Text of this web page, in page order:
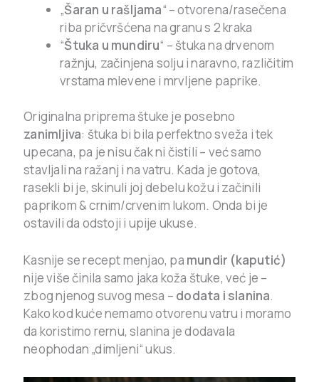
„Šaran u rašljama“ – otvorena/rasečena
riba pričvršćena na granu s 2 kraka
“Štuka u mundiru“ – štuka na drvenom
ražnju, začinjena solju i naravno, različitim
vrstama mlevene i mrvljene paprike.
Originalna priprema štuke je posebno
zanimljiva: štuka bi bila perfektno sveža i tek
upecana, pa je nisu čak ni čistili – već samo
stavljali na ražanj i na vatru. Kada je gotova,
rasekli bi je, skinuli joj debelu kožu i začinili
paprikom & crnim/crvenim lukom. Onda bi je
ostavili da odstoji i upije ukuse.
Kasnije se recept menjao, pa mundir (kaputić)
nije više činila samo jaka koža štuke, već je –
zbog njenog suvog mesa – dodata i slanina.
Kako kod kuće nemamo otvorenu vatru i moramo
da koristimo rernu, slanina je dodavala
neophodan „dimljeni“ ukus.